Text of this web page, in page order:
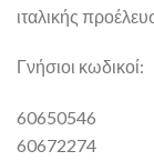
ιταλικής
Γνήσιοι κωδικοί:
60650546
60672274